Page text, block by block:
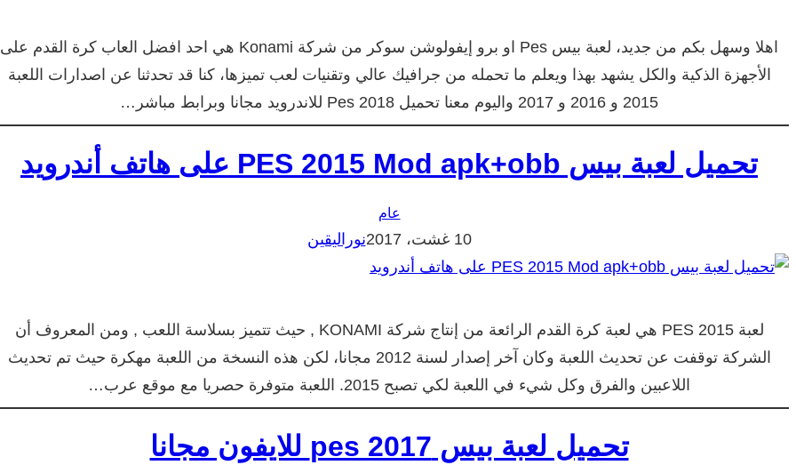
اهلا وسهل بكم من جديد، لعبة بيس Pes او برو إيفولوشن سوكر من شركة Konami هي احد افضل العاب كرة القدم على
الأجهزة الذكية والكل يشهد بهذا ويعلم ما تحمله من جرافيك عالي وتقنيات لعب تميزها، كنا قد تحدثنا عن اصدارات اللعبة
2015 و 2016 و 2017 واليوم معنا تحميل Pes 2018 للاندرويد مجانا وبرابط مباشر…
تحميل لعبة بيس PES 2015 Mod apk+obb على هاتف أندرويد
عام
10 غشت، 2017 نوراليقين
لعبة PES 2015 هي لعبة كرة القدم الرائعة من إنتاج شركة KONAMI , حيث تتميز بسلاسة اللعب , ومن المعروف أن
الشركة توقفت عن تحديث اللعبة وكان آخر إصدار لسنة 2012 مجانا، لكن هذه النسخة من اللعبة مهكرة حيث تم تحديث
اللاعبين والفرق وكل شيء في اللعبة لكي تصبح 2015. اللعبة متوفرة حصريا مع موقع عرب…
تحميل لعبة بيس pes 2017 للايفون مجانا